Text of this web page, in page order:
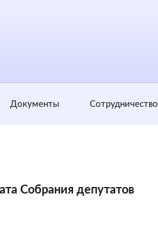
Документы Сотрудничество
Собрания депутатов